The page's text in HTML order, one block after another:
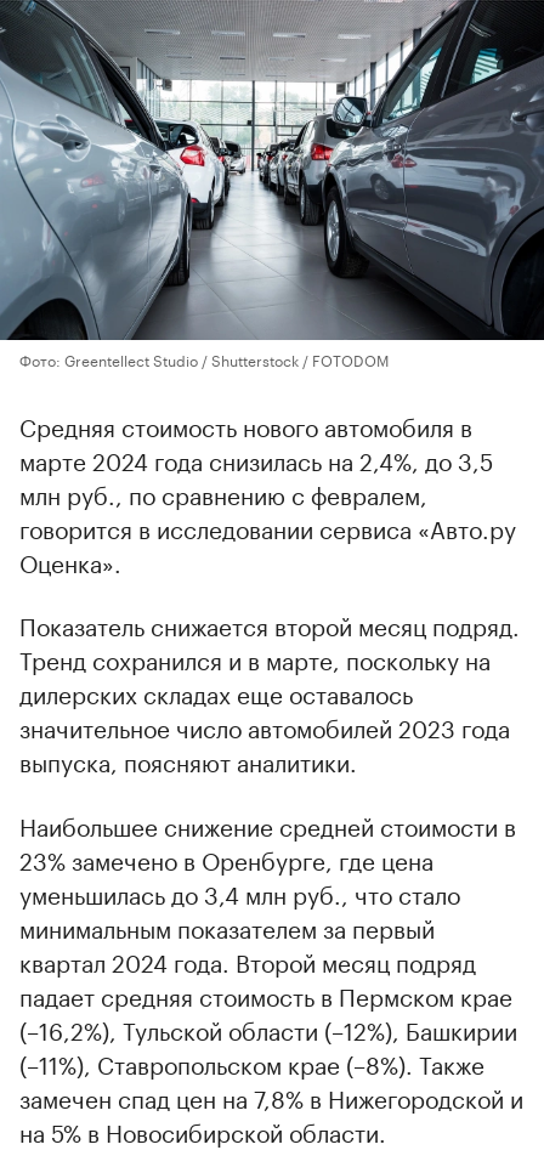
Фото: Greentellect Studio / Shutterstock / FOTODOM
Средняя стоимость нового автомобиля в
марте 2024 года снизилась на 2,4%, до 3,5
млн руб., по сравнению с февралем,
говорится в исследовании сервиса «Авто.ру
Оценка».
Показатель снижается второй месяц подряд.
Тренд сохранился и в марте, поскольку на
дилерских складах еще оставалось
значительное число автомобилей 2023 года
выпуска, поясняют аналитики.
00:00 / 00:00
Наибольшее снижение средней стоимости в
23% замечено в Оренбурге, где цена
уменьшилась до 3,4 млн руб., что стало
минимальным показателем за первый
квартал 2024 года. Второй месяц подряд
падает средняя стоимость в Пермском крае
(–16,2%), Тульской области (–12%), Башкирии
(–11%), Ставропольском крае (–8%). Также
замечен спад цен на 7,8% в Нижегородской и
на 5% в Новосибирской области.